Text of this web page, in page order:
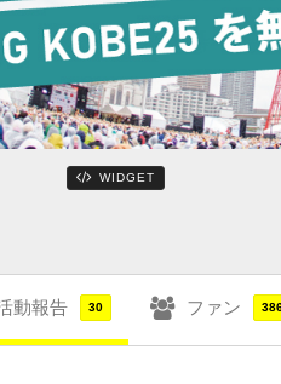
WIDGET
動報告 30 ファン